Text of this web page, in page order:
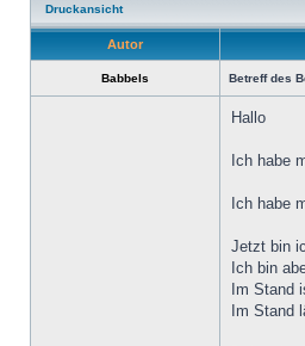
Druckansicht
Autor
Babbels Betreff des
Hallo
Ich habe
Ich habe
Jetzt bin
Ich bin
Im Stand
Im Stand